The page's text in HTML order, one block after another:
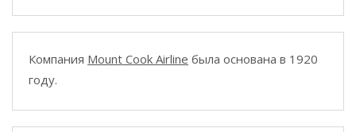
Компания Mount Cook Airline была основана в 1920
году.